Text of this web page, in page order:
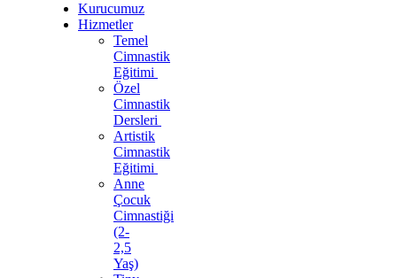
Kurucumuz
Hizmetler
Temel
Cimnastik
Eğitimi
Özel
Cimnastik
Dersleri
Artistik
Cimnastik
Eğitimi
Anne
Çocuk
Cimnastiği
(2-
2,5
Yaş)